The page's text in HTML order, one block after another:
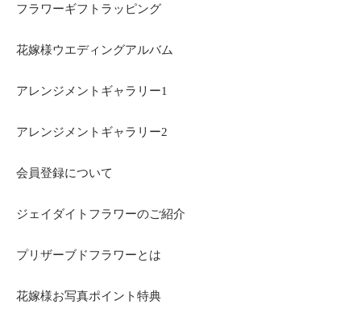
フラワーギフトラッピング
花嫁様ウエディングアルバム
アレンジメントギャラリー1
アレンジメントギャラリー2
会員登録について
ジェイダイトフラワーのご紹介
プリザーブドフラワーとは
花嫁様お写真ポイント特典